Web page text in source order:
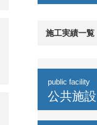
施工実績一覧
public facility
公共施設